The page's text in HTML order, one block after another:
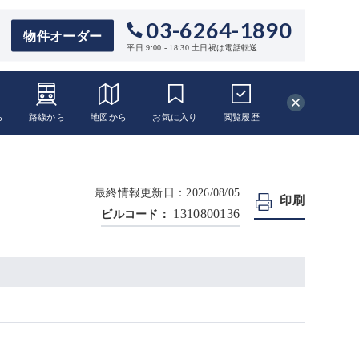
物件オーダー 03-6264-1890
平日 9:00 - 18:30 土日祝は電話転送
路線から 地図から お気に入り 閲覧履歴
最終情報更新日：2026/08/05
ビルコード：
1310800136
印刷